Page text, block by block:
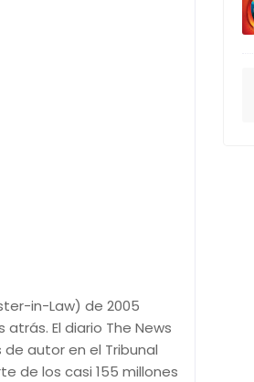
in-Law) de 2005
El diario The News
autor en el Tribunal
de los casi 155 millones